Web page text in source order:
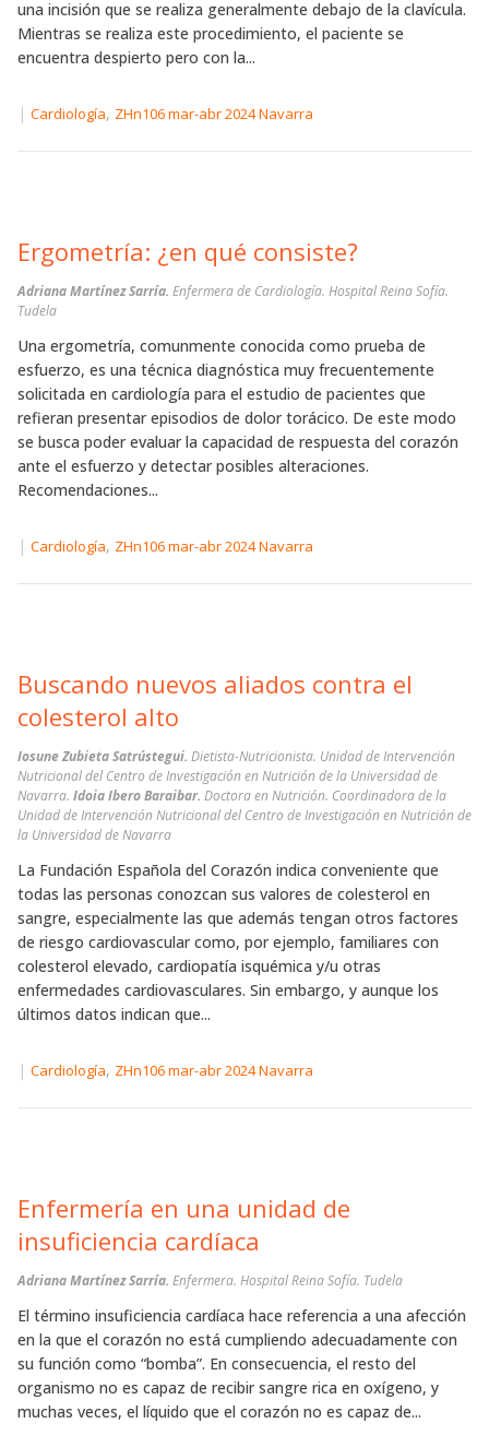
una incisión que se realiza generalmente debajo de la clavícula.
Mientras se realiza este procedimiento, el paciente se
encuentra despierto pero con la...
| Cardiología, ZHn106 mar-abr 2024 Navarra
Ergometría: ¿en qué consiste?
Adriana Martínez Sarría. Enfermera de Cardiología. Hospital Reina Sofía.
Tudela
Una ergometría, comunmente conocida como prueba de
esfuerzo, es una técnica diagnóstica muy frecuentemente
solicitada en cardiología para el estudio de pacientes que
refieran presentar episodios de dolor torácico. De este modo
se busca poder evaluar la capacidad de respuesta del corazón
ante el esfuerzo y detectar posibles alteraciones.
Recomendaciones...
| Cardiología, ZHn106 mar-abr 2024 Navarra
Buscando nuevos aliados contra el
colesterol alto
Iosune Zubieta Satrústegui. Dietista-Nutricionista. Unidad de Intervención
Nutricional del Centro de Investigación en Nutrición de la Universidad de
Navarra. Idoia Ibero Baraibar. Doctora en Nutrición. Coordinadora de la
Unidad de Intervención Nutricional del Centro de Investigación en Nutrición de
la Universidad de Navarra
La Fundación Española del Corazón indica conveniente que
todas las personas conozcan sus valores de colesterol en
sangre, especialmente las que además tengan otros factores
de riesgo cardiovascular como, por ejemplo, familiares con
colesterol elevado, cardiopatía isquémica y/u otras
enfermedades cardiovasculares. Sin embargo, y aunque los
últimos datos indican que...
| Cardiología, ZHn106 mar-abr 2024 Navarra
Enfermería en una unidad de
insuficiencia cardíaca
Adriana Martínez Sarría. Enfermera. Hospital Reina Sofía. Tudela
El término insuficiencia cardíaca hace referencia a una afección
en la que el corazón no está cumpliendo adecuadamente con
su función como “bomba”. En consecuencia, el resto del
organismo no es capaz de recibir sangre rica en oxígeno, y
muchas veces, el líquido que el corazón no es capaz de...